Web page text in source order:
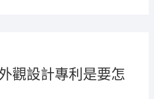
觀設計專利是要怎